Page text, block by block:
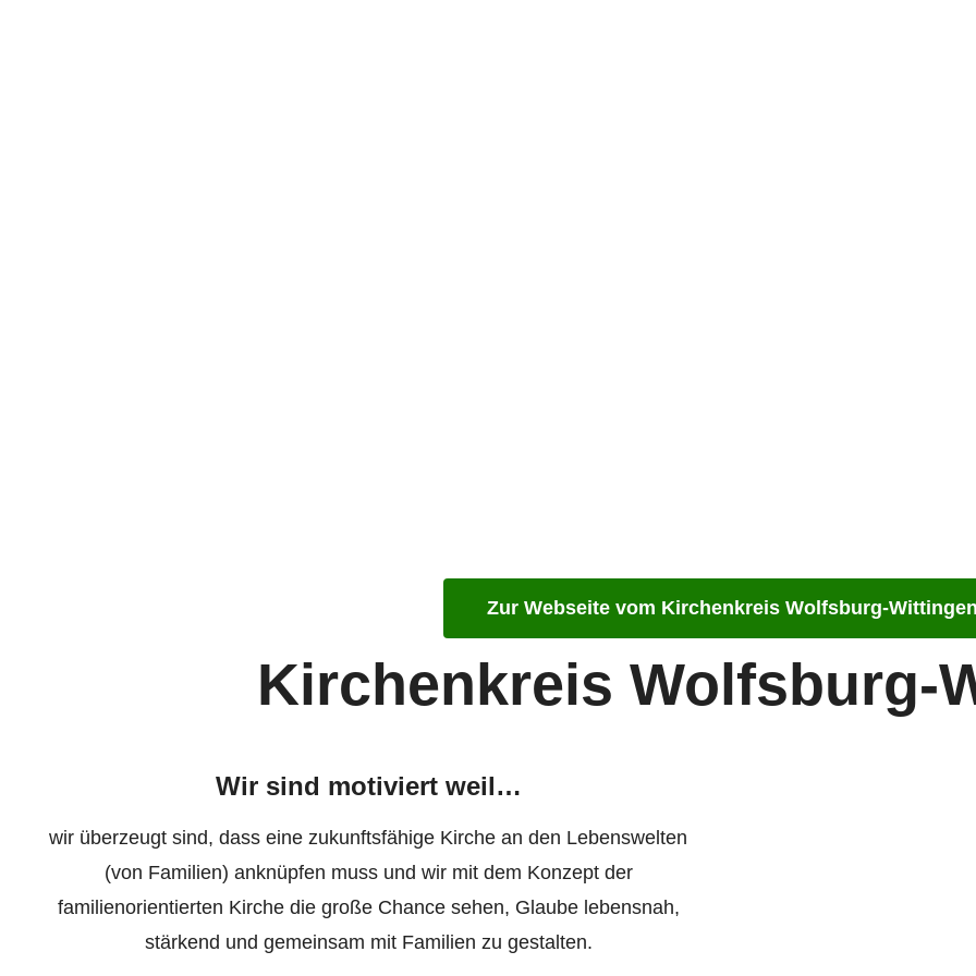
Zur Webseite vom Kirchenkreis Wolfsburg-Wittingen
Kirchenkreis Wolfsburg-
Wir sind motiviert weil…
wir überzeugt sind, dass eine zukunftsfähige Kirche an den Lebenswelten
(von Familien) anknüpfen muss und wir mit dem Konzept der
familienorientierten Kirche die große Chance sehen, Glaube lebensnah,
stärkend und gemeinsam mit Familien zu gestalten.